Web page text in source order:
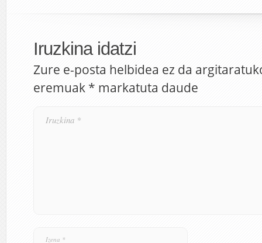
Iruzkina idatzi
Zure e-posta helbidea ez da
eremuak * markatuta daude